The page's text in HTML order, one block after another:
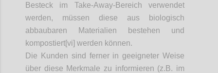
Besteck im Take-Away-Bereich verwendet
werden, müssen diese aus biologisch
abbaubaren Materialien bestehen und
kompostiert[vi] werden können.
Die Kunden sind ferner in geeigneter Weise
über diese Merkmale zu informieren (z.B. im